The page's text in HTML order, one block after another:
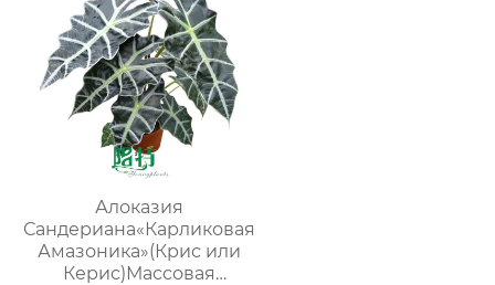
Алоказия
Сандериана«Карликовая
Амазоника»(Крис или
Керис)Массовая